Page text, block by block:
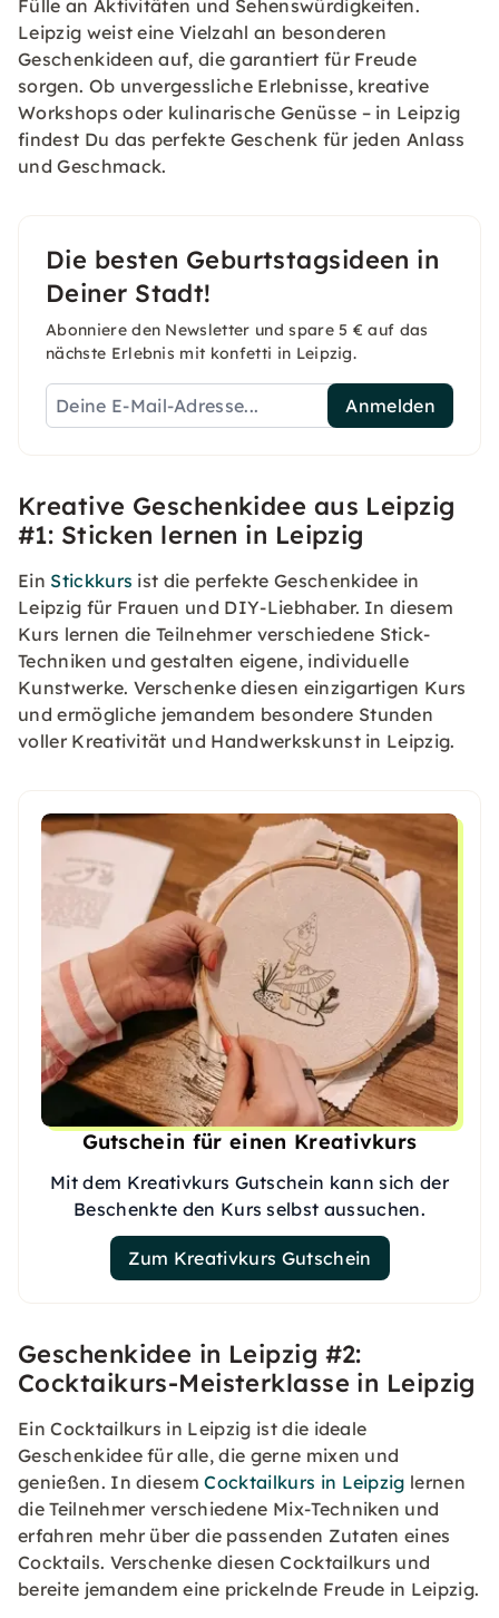
Fülle an Aktivitäten und Sehenswürdigkeiten.
Leipzig weist eine Vielzahl an besonderen
Geschenkideen auf, die garantiert für Freude
sorgen. Ob unvergessliche Erlebnisse, kreative
Workshops oder kulinarische Genüsse – in Leipzig
findest Du das perfekte Geschenk für jeden Anlass
und Geschmack.
Die besten Geburtstagsideen in
Deiner Stadt!
Abonniere den Newsletter und spare 5 € auf das
nächste Erlebnis mit konfetti in Leipzig.
Anmelden
Kreative Geschenkidee aus Leipzig
#1: Sticken lernen in Leipzig
Ein Stickkurs ist die perfekte Geschenkidee in
Leipzig für Frauen und DIY-Liebhaber. In diesem
Kurs lernen die Teilnehmer verschiedene Stick-
Techniken und gestalten eigene, individuelle
Kunstwerke. Verschenke diesen einzigartigen Kurs
und ermögliche jemandem besondere Stunden
voller Kreativität und Handwerkskunst in Leipzig.
Gutschein für einen Kreativkurs
Mit dem Kreativkurs Gutschein kann sich der
Beschenkte den Kurs selbst aussuchen.
Zum Kreativkurs Gutschein
Geschenkidee in Leipzig #2:
Cocktaikurs-Meisterklasse in Leipzig
Ein Cocktailkurs in Leipzig ist die ideale
Geschenkidee für alle, die gerne mixen und
genießen. In diesemCocktailkurs in Leipzig lernen
die Teilnehmer verschiedene Mix-Techniken und
erfahren mehr über die passenden Zutaten eines
Cocktails. Verschenke diesen Cocktailkurs und
bereite jemandem eine prickelnde Freude in Leipzig.